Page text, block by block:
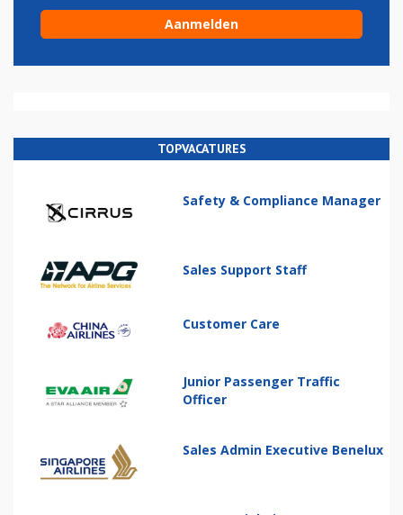
TOPVACATURES
Safety & Compliance Manager
Sales Support Staff
Customer Care
Junior Passenger Traffic
Officer
Sales Admin Executive Benelux